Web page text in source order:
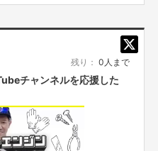
ができ、プランナーは一切の責任を
せていただきます。購入したご本人
項】
時につなぎ、それぞれリモートで
とはできませんので、ご了承くださ
残り： 0人まで
チャンネルを応援した